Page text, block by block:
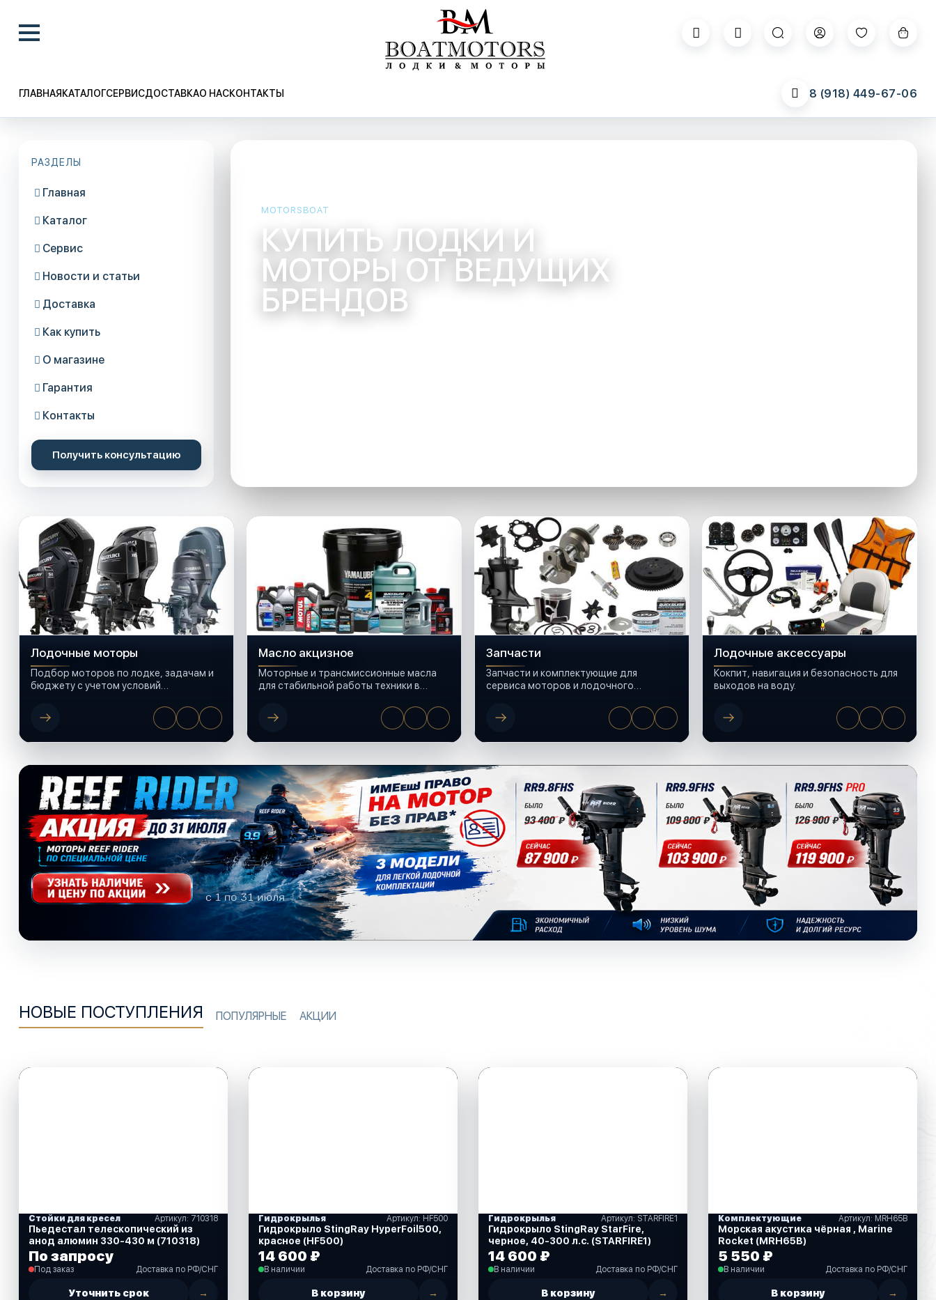
ГЛАВНАЯ КАТАЛОГСЕРВИСДОСТАВКАО НАСКОНТАКТЫ 8 (918) 449-67-06
РАЗДЕЛЫ
 Главная
 Каталог
 Сервис
 Новости и статьи
 Доставка
 Как купить
 О магазине
 Гарантия
 Контакты
Получить консультацию
MOTORSBOAT
КУПИТЬ ЛОДКИ И
МОТОРЫ ОТ ВЕДУЩИХ
БРЕНДОВ
Лодочные моторы
Подбор моторов по лодке, задачам и
бюджету с учетом условий
Масло акцизное
Моторные и трансмиссионные масла
для стабильной работы техники в
Запчасти
Запчасти и комплектующие для
сервиса моторов и лодочного
Лодочные аксессуары
Кокпит, навигация и безопасность для
выходов на воду.
НОВЫЕ ПОСТУПЛЕНИЯ ПОПУЛЯРНЫЕ АКЦИИ
Стойки для кресел Артикул: 710318
Пьедестал телескопический из
анод алюмин 330-430 м (710318)
По запросу
Под заказ Доставка по РФ/СНГ
Уточнить срок →
Гидрокрылья Артикул: HF500
Гидрокрыло StingRay HyperFoil500,
красное (HF500)
14 600 ₽
В наличии Доставка по РФ/СНГ
В корзину →
Гидрокрылья Артикул: STARFIRE1
Гидрокрыло StingRay StarFire,
черное, 40-300 л.с. (STARFIRE1)
14 600 ₽
В наличии Доставка по РФ/СНГ
В корзину →
Комплектующие Артикул: MRH65B
Морская акустика чёрная , Marine
Rocket (MRH65B)
5 550 ₽
В наличии Доставка по РФ/СНГ
В корзину →